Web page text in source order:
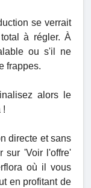
se verrait
à régler. À
ou s'il ne
frappes.
alors le
!
directe et sans
sur 'Voir l'offre'
où il vous
en profitant de